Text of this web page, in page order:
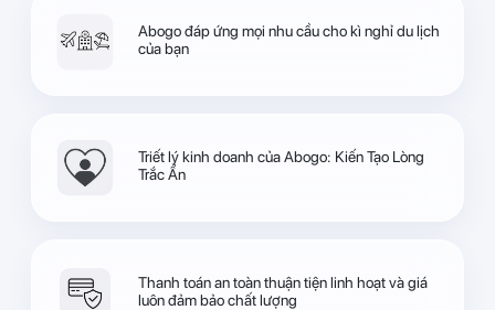
Abogo đáp ứng mọi nhu cầu cho kì nghỉ du lịch
của bạn
Triết lý kinh doanh của Abogo: Kiến Tạo Lòng
Trắc Ẩn
Thanh toán an toàn thuận tiện linh hoạt và giá
luôn đảm bảo chất lượng